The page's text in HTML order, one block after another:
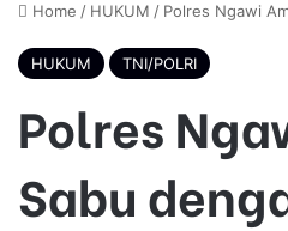
Home / HUKUM / Polres Ngawi
HUKUM TNI/POLRI
Polres
Sabu